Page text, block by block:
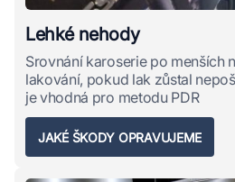
Lehké nehody
Srovnání karoserie po menších
lakování, pokud lak zůstal
je vhodná pro metodu PDR
JAKÉ ŠKODY OPRAVUJEME